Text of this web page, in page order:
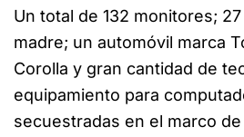
Un total de 132 monitores; 27
madre; un automóvil marca
Corolla y gran cantidad de
equipamiento para
secuestradas en el marco